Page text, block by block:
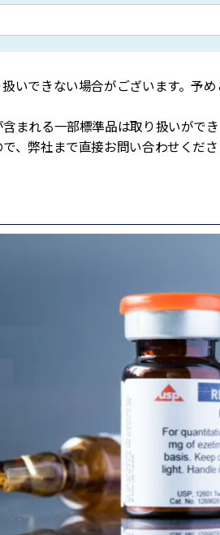
いできない場合がございます。予
まれる一部標準品は取り扱いができ
、弊社まで直接お問い合わせくださ